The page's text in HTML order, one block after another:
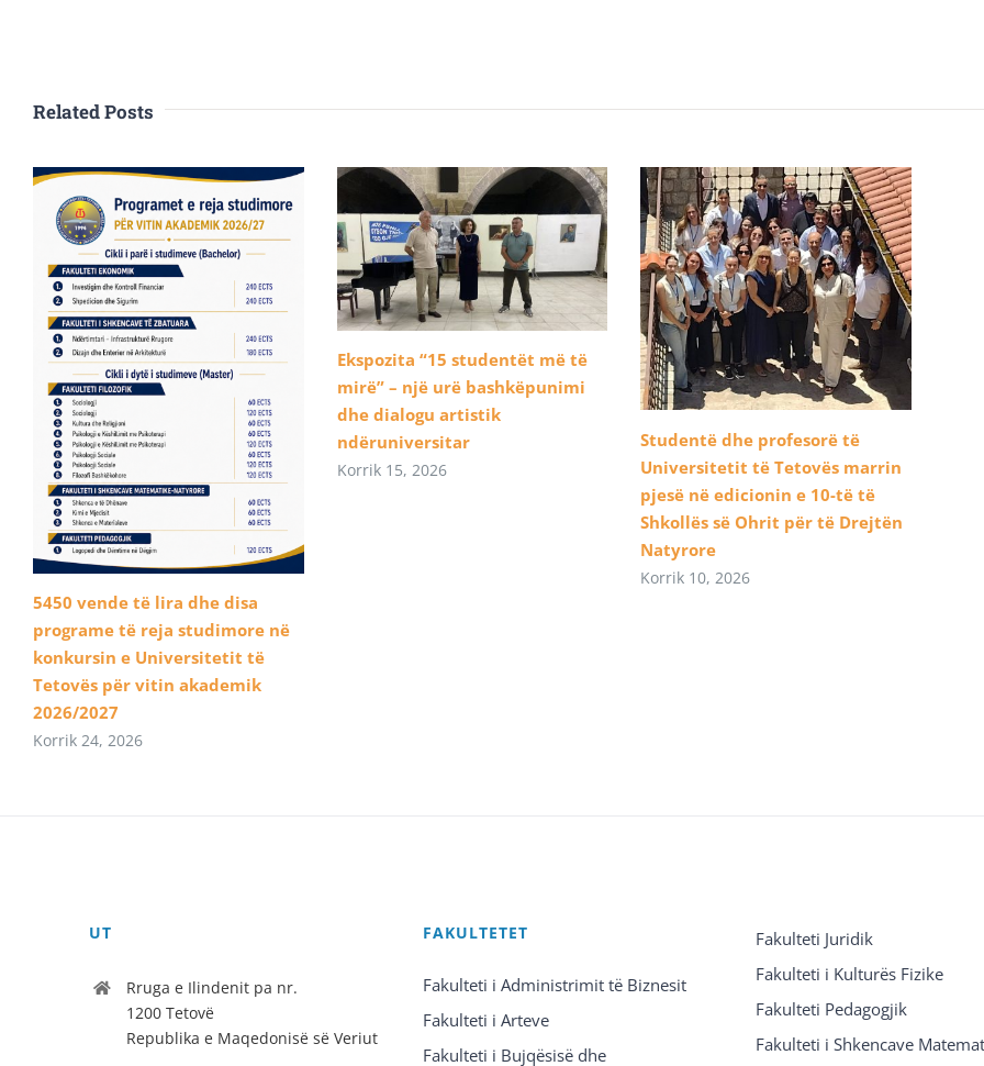
Related Posts
5450 vende të lira dhe disa
programe të reja studimore në
konkursin e Universitetit të
Tetovës për vitin akademik
2026/2027
Korrik 24, 2026
Ekspozita “15 studentët më të
mirë” – një urë bashkëpunimi
dhe dialogu artistik
ndëruniversitar
Korrik 15, 2026
Studentë dhe profesorë të
Universitetit të Tetovës marrin
pjesë në edicionin e 10-të të
Shkollës së Ohrit për të Drejtën
Natyrore
Korrik 10, 2026
UT
Rruga e Ilindenit pa nr.
1200 Tetovë
Republika e Maqedonisë së Veriut
FAKULTETET
Fakulteti i Administrimit të Biznesit
Fakulteti i Arteve
Fakulteti i Bujqësisë dhe
Fakulteti Juridik
Fakulteti i Kulturës Fizike
Fakulteti Pedagogjik
Fakulteti i Shkencave